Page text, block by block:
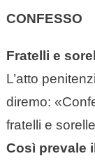
CONFESSO
Fratelli e
L’atto
diremo:
fratelli e
Così prevale